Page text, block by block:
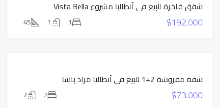
جديد
شقق فاخرة للبيع في أنطاليا مشروع Vista Bella
$192,000
1
1
45
المخفض
شقة مفروشة 2+1 للبيع في أنطاليا مراد باشا
$73,000
2
2